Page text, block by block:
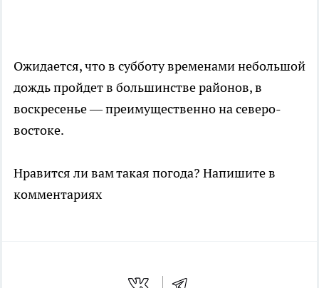
Ожидается, что в субботу временами небольшой
дождь пройдет в большинстве районов, в
воскресенье — преимущественно на северо-
востоке.
Нравится ли вам такая погода? Напишите в
комментариях